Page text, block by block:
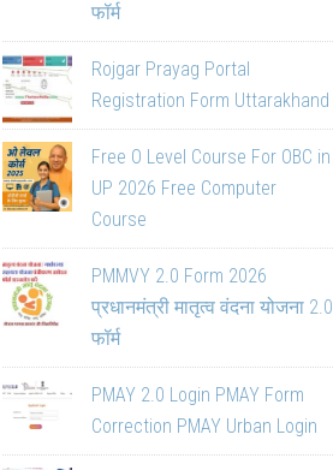
फॉर्म
Rojgar Prayag Portal
Registration Form Uttarakhand
Free O Level Course For OBC in
UP 2026 Free Computer
Course
PMMVY 2.0 Form 2026
प्रधानमंत्री मातृत्व वंदना योजना 2.0
फॉर्म
PMAY 2.0 Login PMAY Form
Correction PMAY Urban Login